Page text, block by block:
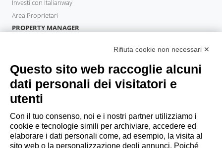
Investi con Italianway
Area Proprietari
PROPERTY MANAGER
OSPITI
Prenota un soggiorno
Soggiorni lunghi
Esperienze per gli ospiti
Sconti per gli ospiti
Convenzioni per Aziende
Rifiuta cookie non necessari ✕
Questo sito web raccoglie alcuni
dati personali dei visitatori e
utenti
Con il tuo consenso, noi e i nostri partner utilizziamo i
cookie e tecnologie simili per archiviare, accedere ed
elaborare i dati personali come, ad esempio, la visita al
sito web o la personalizzazione degli annunci. Poiché